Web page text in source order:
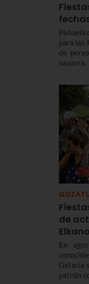
para las
de
navarra.
de
Elkano
En
Getaria
patrón